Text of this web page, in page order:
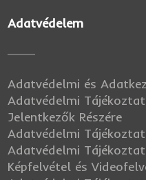
Adatvédelem
Adatvédelmi és
Adatvédelmi
Jelentkezők Részére
Adatvédelmi
Adatvédelmi
Képfelvétel és